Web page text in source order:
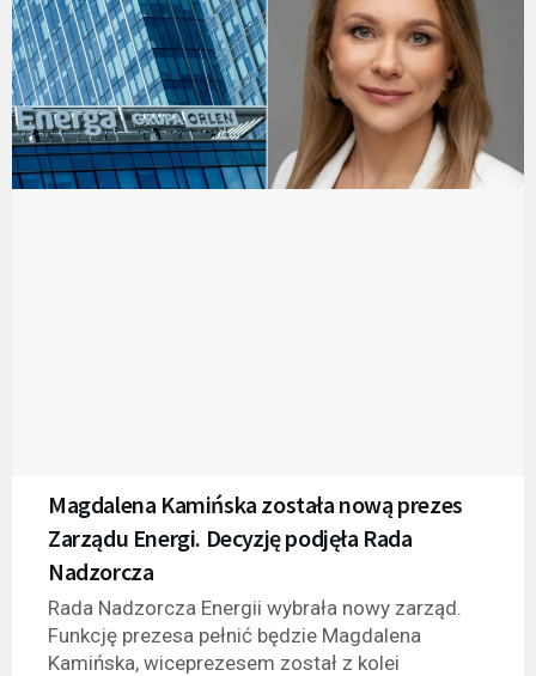
Magdalena Kamińska została nową prezes
Zarządu Energi. Decyzję podjęła Rada
Nadzorcza
Rada Nadzorcza Energii wybrała nowy zarząd.
Funkcję prezesa pełnić będzie Magdalena
Kamińska, wiceprezesem został z kolei